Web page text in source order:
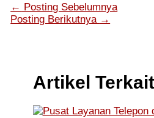
← Posting Sebelumnya
Posting Berikutnya →
Artikel Terkait